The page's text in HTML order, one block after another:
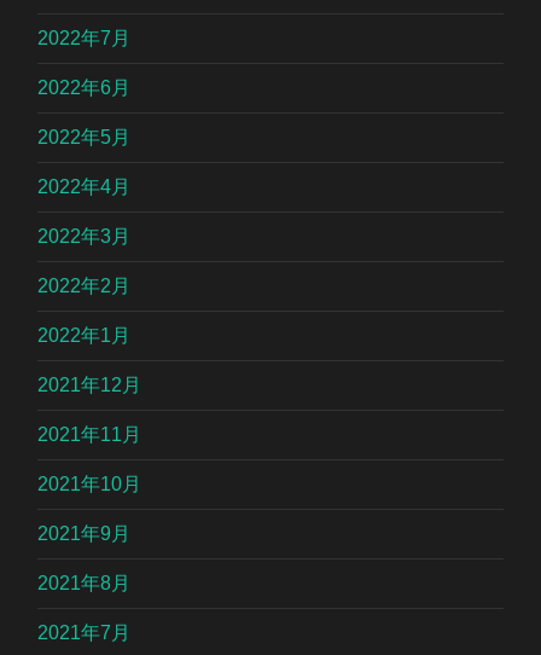
2022年7月
2022年6月
2022年5月
2022年4月
2022年3月
2022年2月
2022年1月
2021年12月
2021年11月
2021年10月
2021年9月
2021年8月
2021年7月